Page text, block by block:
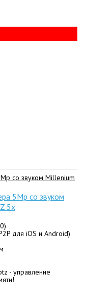
5Mp со звуком
5x
для iOS и Android)
- управление